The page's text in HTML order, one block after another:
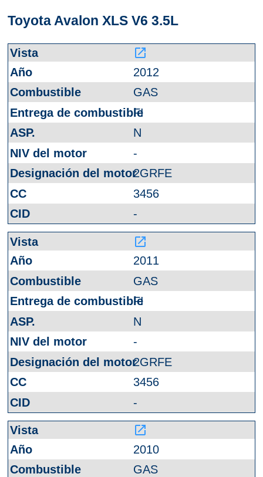
Toyota Avalon XLS V6 3.5L
launch
2012
GAS
FI
N
-
2GRFE
3456
-
launch
2011
GAS
FI
N
-
2GRFE
3456
-
launch
2010
GAS